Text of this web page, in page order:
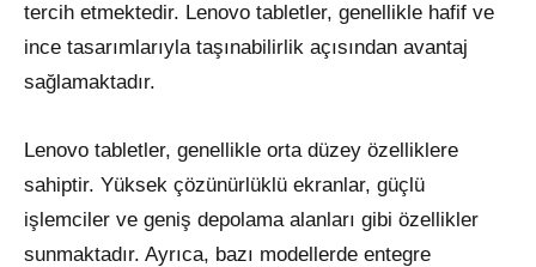
tercih etmektedir. Lenovo tabletler, genellikle hafif ve
ince tasarımlarıyla taşınabilirlik açısından avantaj
sağlamaktadır.
Lenovo tabletler, genellikle orta düzey özelliklere
sahiptir. Yüksek çözünürlüklü ekranlar, güçlü
işlemciler ve geniş depolama alanları gibi özellikler
sunmaktadır. Ayrıca, bazı modellerde entegre